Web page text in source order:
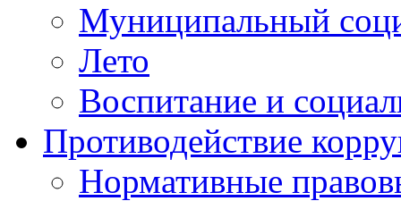
Муниципальный
Лето
Воспитание и
Противодействие
Нормативные